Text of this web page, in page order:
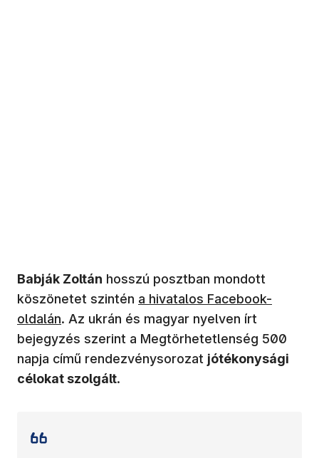
Babják Zoltán hosszú posztban mondott
köszönetet szintén (új ablakban nyílik meg)
a hivatalos Facebook-
oldalán. Az ukrán és magyar nyelven írt
bejegyzés szerint a Megtörhetetlenség 500
napja című rendezvénysorozat jótékonysági
célokat szolgált.